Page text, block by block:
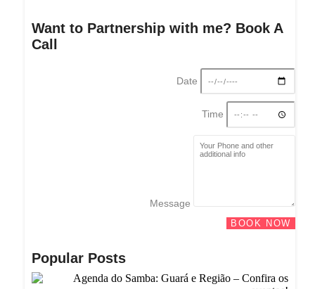
Want to Partnership with me? Book A
Call
Date
Time
Message
BOOK NOW
Popular Posts